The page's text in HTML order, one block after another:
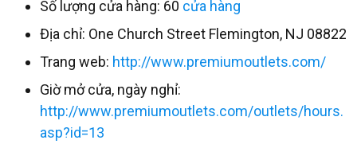
Số lượng cửa hàng: 60 cửa hàng
Địa chỉ: One Church Street Flemington, NJ 08822
Trang web: http://www.premiumoutlets.com/
Giờ mở cửa, ngày nghỉ:
http://www.premiumoutlets.com/outlets/hours.
asp?id=13